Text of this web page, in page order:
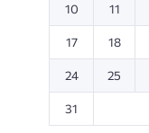
10 11
17 18
24 25
31